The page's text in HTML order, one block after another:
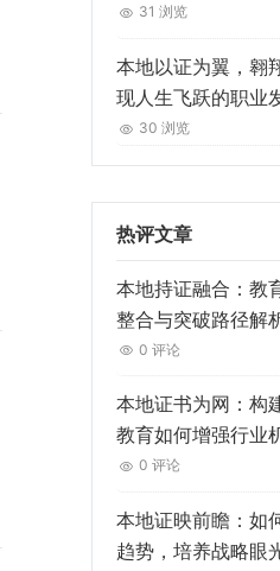
31 浏览
本地以证为翼，翱
现人生飞跃的职业
30 浏览
热评文章
本地持证融合：教
整合与突破路径解
0 评论
本地证书为网：构
教育如何增强行业
0 评论
本地证映前瞻：如
趋势，培养战略眼